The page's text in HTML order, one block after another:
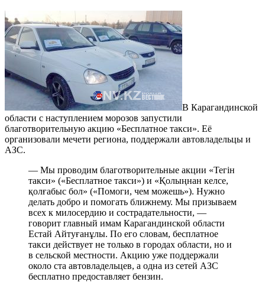
В Карагандинской
области с наступлением морозов запустили
благотворительную акцию «Бесплатное такси». Её
организовали мечети региона, поддержали автовладельцы и
АЗС.
— Мы проводим благотворительные акции «Тегін
такси» («Бесплатное такси») и «Қолыңнан келсе,
қолғабыс бол» («Помоги, чем можешь»). Нужно
делать добро и помогать ближнему. Мы призываем
всех к милосердию и сострадательности, —
говорит главный имам Карагандинской области
Естай Айтуғанұлы. По его словам, бесплатное
такси действует не только в городах области, но и
в сельской местности. Акцию уже поддержали
около ста автовладельцев, а одна из сетей АЗС
бесплатно предоставляет бензин.